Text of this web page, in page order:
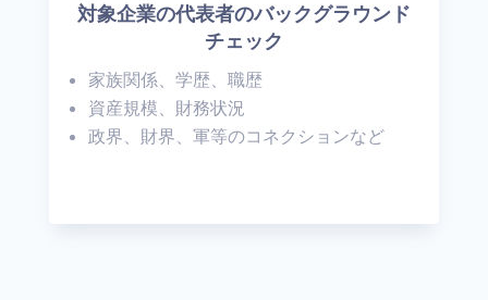
対象企業の代表者のバックグラウンド
チェック
家族関係、学歴、職歴
資産規模、財務状況
政界、財界、軍等のコネクションなど